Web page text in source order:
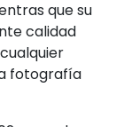
que su
calidad
fotografía